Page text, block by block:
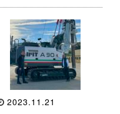
2023.11.21